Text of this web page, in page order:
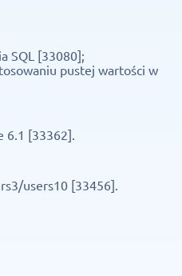
SQL [33080];
pustej wartości w
6.1 [33362].
users10 [33456].